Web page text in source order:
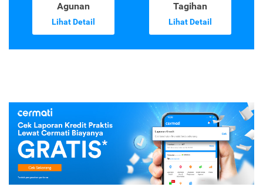
Agunan
Lihat Detail
Tagihan
Lihat Detail